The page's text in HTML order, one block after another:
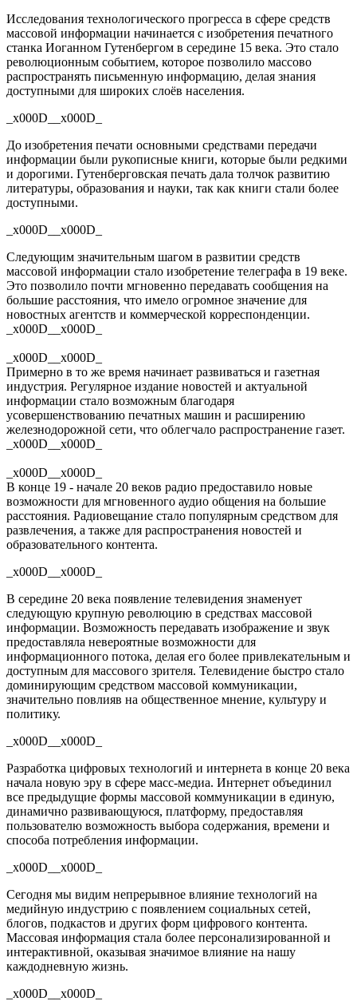
Исследования технологического прогресса в сфере средств
массовой информации начинается с изобретения печатного
станка Иоганном Гутенбергом в середине 15 века. Это стало
революционным событием, которое позволило массово
распространять письменную информацию, делая знания
доступными для широких слоёв населения.
_x000D__x000D_
До изобретения печати основными средствами передачи
информации были рукописные книги, которые были редкими
и дорогими. Гутенберговская печать дала толчок развитию
литературы, образования и науки, так как книги стали более
доступными.
_x000D__x000D_
Следующим значительным шагом в развитии средств
массовой информации стало изобретение телеграфа в 19 веке.
Это позволило почти мгновенно передавать сообщения на
большие расстояния, что имело огромное значение для
новостных агентств и коммерческой корреспонденции.
_x000D__x000D_
_x000D__x000D_
Примерно в то же время начинает развиваться и газетная
индустрия. Регулярное издание новостей и актуальной
информации стало возможным благодаря
усовершенствованию печатных машин и расширению
железнодорожной сети, что облегчало распространение газет.
_x000D__x000D_
_x000D__x000D_
В конце 19 - начале 20 веков радио предоставило новые
возможности для мгновенного аудио общения на большие
расстояния. Радиовещание стало популярным средством для
развлечения, а также для распространения новостей и
образовательного контента.
_x000D__x000D_
В середине 20 века появление телевидения знаменует
следующую крупную революцию в средствах массовой
информации. Возможность передавать изображение и звук
предоставляла невероятные возможности для
информационного потока, делая его более привлекательным и
доступным для массового зрителя. Телевидение быстро стало
доминирующим средством массовой коммуникации,
значительно повлияв на общественное мнение, культуру и
политику.
_x000D__x000D_
Разработка цифровых технологий и интернета в конце 20 века
начала новую эру в сфере масс-медиа. Интернет объединил
все предыдущие формы массовой коммуникации в единую,
динамично развивающуюся, платформу, предоставляя
пользователю возможность выбора содержания, времени и
способа потребления информации.
_x000D__x000D_
Сегодня мы видим непрерывное влияние технологий на
медийную индустрию с появлением социальных сетей,
блогов, подкастов и других форм цифрового контента.
Массовая информация стала более персонализированной и
интерактивной, оказывая значимое влияние на нашу
каждодневную жизнь.
_x000D__x000D_